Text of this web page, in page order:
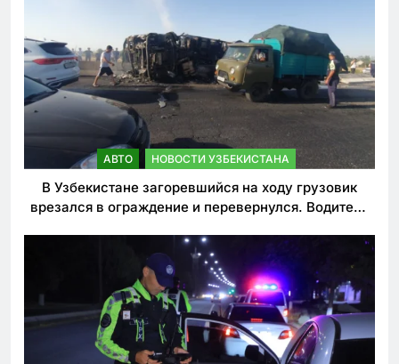
АВТО НОВОСТИ УЗБЕКИСТАНА
В Узбекистане загоревшийся на ходу грузовик
врезался в ограждение и перевернулся. Водитель